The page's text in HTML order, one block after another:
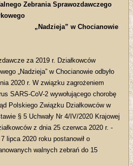
Sprawozdawczego
w Chocianowie
za 2019 r. Działkowców
„Nadzieja” w Chocianowie odbyło
2020 r. W związku zagrożeniem
SARS-CoV-2 wywołującego chorobę
Polskiego Związku Działkowców w
§ 5 Uchwały Nr 4/IV/2020 Krajowej
z dnia 25 czerwca 2020 r. -
lipca 2020 roku postanowił o
walnych zebrań do 15